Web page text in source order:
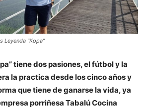
Leyenda "Kopa"
tiene dos pasiones, el fútbol y la
la practica desde los cinco años y
que tiene de ganarse la vida, ya
porriñesa Tabalú Cocina